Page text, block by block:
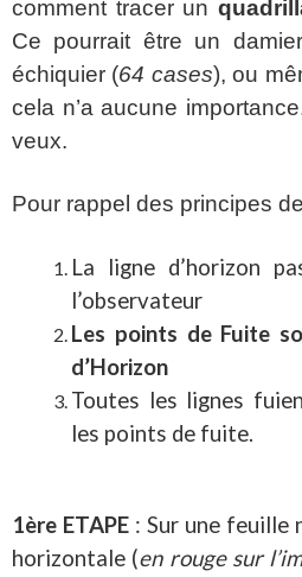
comment tracer un
Ce pourrait être un
échiquier (64 cases), ou
cela n’a aucune
veux.
Pour rappel des principes
La ligne d’horizon
l’observateur
Les points de Fuite
d’Horizon
Toutes les lignes
les points de fuite.
1ère ETAPE : Sur une feuille
horizontale (en rouge sur